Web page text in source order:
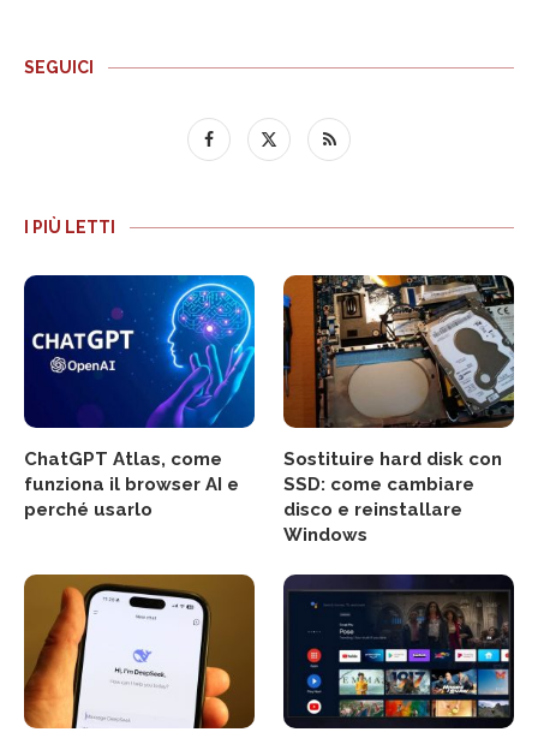
SEGUICI
I PIÙ LETTI
ChatGPT Atlas, come
funziona il browser AI e
perché usarlo
Sostituire hard disk con
SSD: come cambiare
disco e reinstallare
Windows